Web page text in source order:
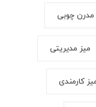
مدرن چوبی
میز مدیریتی
کارمندی